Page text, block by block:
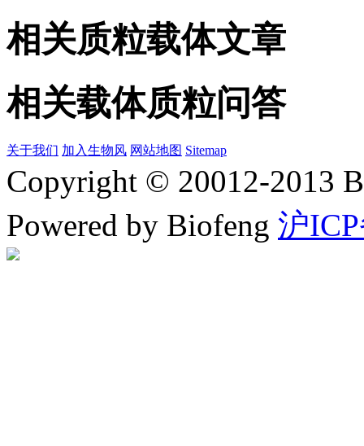
相关质粒载体文章
相关载体质粒问答
关于我们 加入生物风 网站地图 Sitemap
Copyright © 20012-2013
Powered by Biofeng 沪